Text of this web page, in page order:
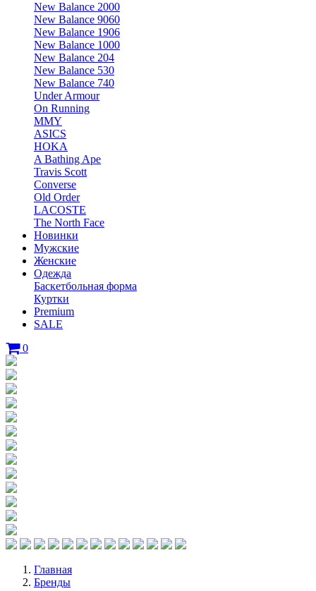
New Balance 2000
New Balance 9060
New Balance 1906
New Balance 1000
New Balance 204
New Balance 530
New Balance 740
Under Armour
On Running
MMY
ASICS
HOKA
A Bathing Ape
Travis Scott
Converse
Old Order
LACOSTE
The North Face
Новинки
Мужские
Женские
Одежда
Баскетбольная форма
Куртки
Premium
SALE
0
Главная
Бренды